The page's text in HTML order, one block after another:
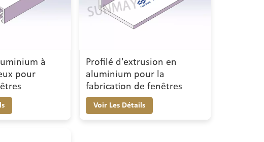
à
pour
Profilé d'extrusion en
aluminium pour la
fabrication de fenêtres
Voir Les Détails